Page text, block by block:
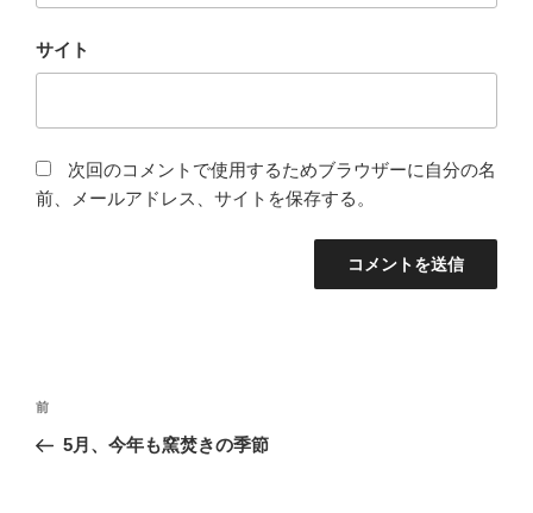
サイト
次回のコメントで使用するためブラウザーに自分の名
前、メールアドレス、サイトを保存する。
投
ナ
前
の
前
5月、今年も窯焚きの季節